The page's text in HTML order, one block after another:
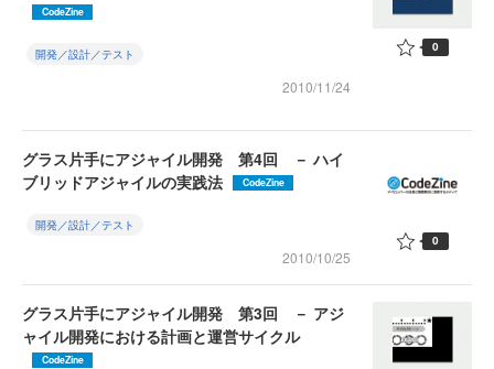
CodeZine
開発／設計／テスト
2010/11/24
0
グラス片手にアジャイル開発 第4回 － ハイ
ブリッドアジャイルの実践法
CodeZine
開発／設計／テスト
2010/10/25
0
グラス片手にアジャイル開発 第3回 － アジ
ャイル開発における計画と運営サイクル
CodeZine